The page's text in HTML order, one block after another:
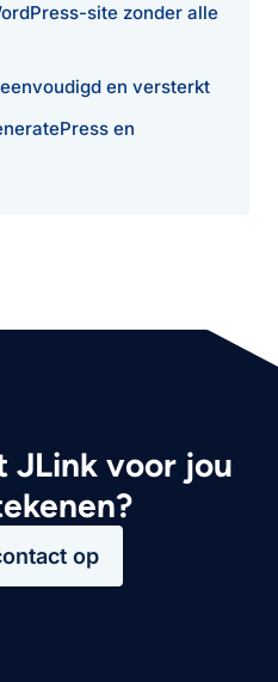
site zonder alle
en versterkt
en
JLink voor jou
op